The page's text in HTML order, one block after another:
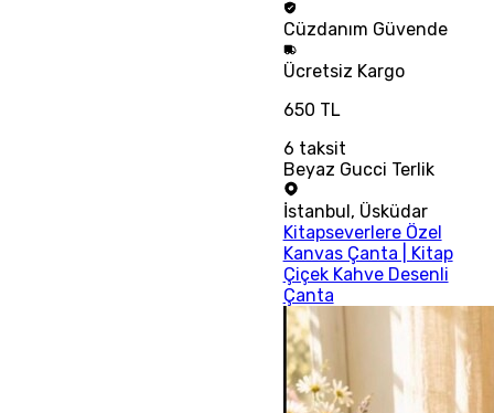
Cüzdanım Güvende
Ücretsiz Kargo
650 TL
6 taksit
Beyaz Gucci Terlik
İstanbul, Üsküdar
Kitapseverlere Özel
Kanvas Çanta | Kitap
Çiçek Kahve Desenli
Çanta